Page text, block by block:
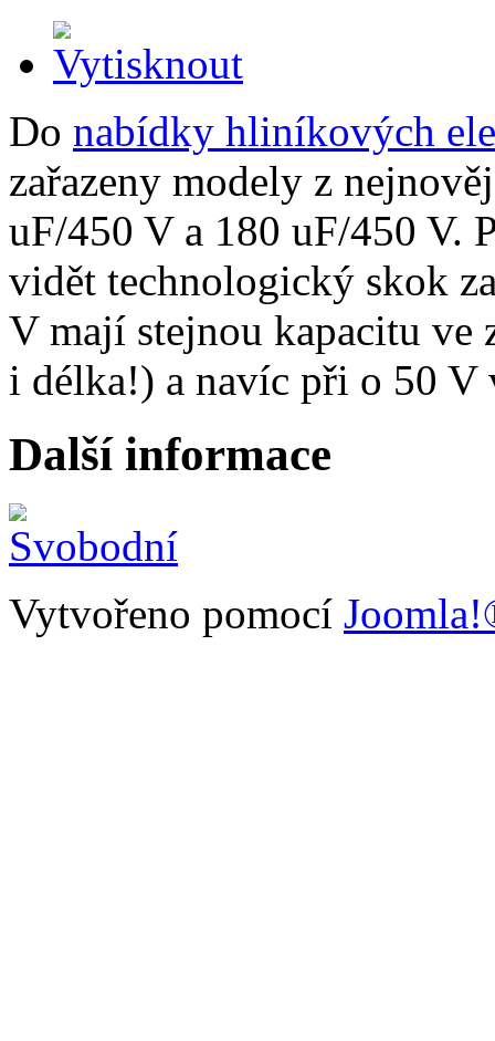
Do nabídky hliníkových
zařazeny modely z
uF/450 V a 180 uF/450 V.
vidět technologický skok
V mají stejnou kapacitu ve
i délka!) a navíc při o 50 V
Další informace
Vytvořeno pomocí